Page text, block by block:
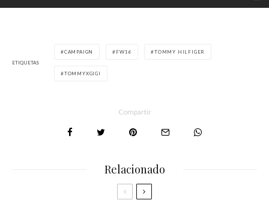
ETIQUETAS
CAMPAIGN FW16 TOMMY HILFIGER
TOMMYXGIGI
Compartir
Relacionado